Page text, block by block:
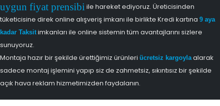
uygun fiyat prensibi ile hareket ediyoruz. Üreticisinden
tüketicisine direk online alışveriş imkanı ile birlikte Kredi kartına 9 aya
kadar Taksitimkanları ile online sistemin tüm avantajlarını sizlere
sunuyoruz.
Montaja hazır bir şekilde ürettiğimiz ürünleri ücretsiz kargoylaalarak
sadece montaj işlemini yapıp siz de zahmetsiz, sıkıntısız bir şekilde
açık hava reklam hizmetimizden faydalanın.